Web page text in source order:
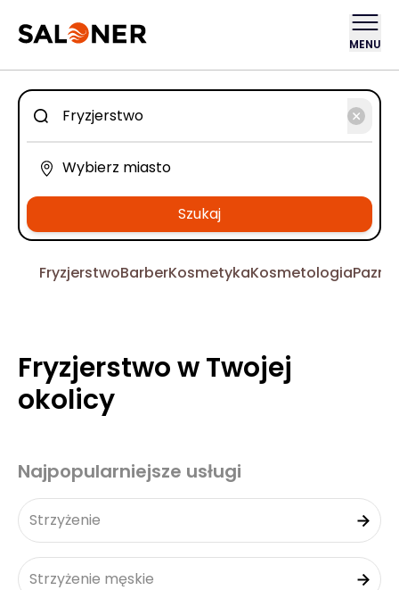
MENU
Szukaj
FryzjerstwoBarberKosmetykaKosmetologia
Fryzjerstwo w Twojej
okolicy
Najpopularniejsze usługi
Strzyżenie
Strzyżenie męskie